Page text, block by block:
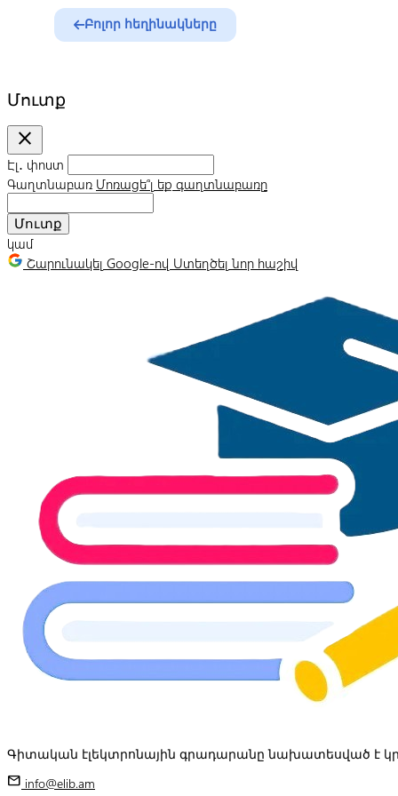
Բոլոր հեղինակները
Մուտք
close
Էլ․ փոստ
Գաղտնաբառ Մոռացե՞լ եք գաղտնաբառը
Մուտք
կամ
Շարունակել Google-ով Ստեղծել նոր հաշիվ
Գիտական էլեկտրոնային գրադարանը նախատեսված է
mail info@elib.am